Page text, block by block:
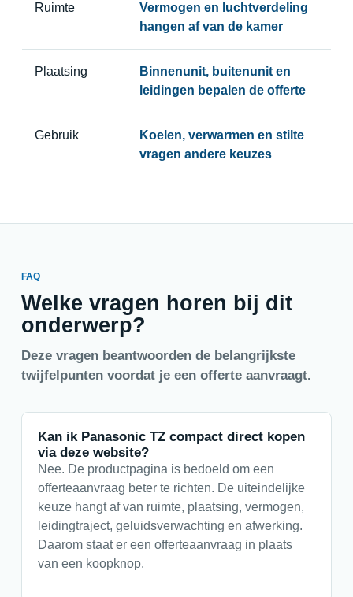
Ruimte
Vermogen en luchtverdeling
hangen af van de kamer
Plaatsing
Binnenunit, buitenunit en
leidingen bepalen de offerte
Gebruik
Koelen, verwarmen en stilte
vragen andere keuzes
FAQ
Welke vragen horen bij dit
onderwerp?
Deze vragen beantwoorden de belangrijkste
twijfelpunten voordat je een offerte aanvraagt.
Kan ik Panasonic TZ compact direct kopen
via deze website?
Nee. De productpagina is bedoeld om een
offerteaanvraag beter te richten. De uiteindelijke
keuze hangt af van ruimte, plaatsing, vermogen,
leidingtraject, geluidsverwachting en afwerking.
Daarom staat er een offerteaanvraag in plaats
van een koopknop.